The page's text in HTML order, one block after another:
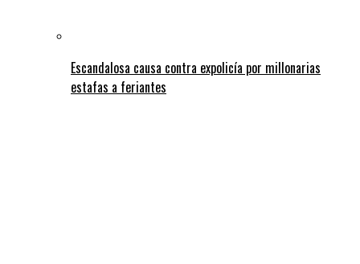
Escandalosa causa contra expolicía por millonarias
estafas a feriantes